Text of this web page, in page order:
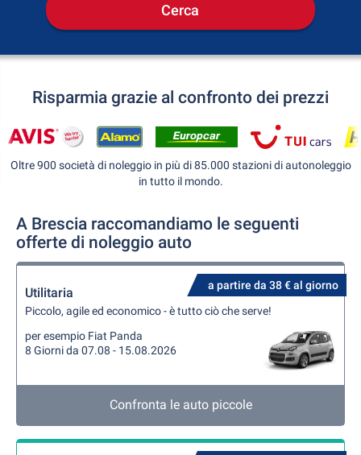
Cerca
Risparmia grazie al confronto dei prezzi
Oltre 900 società di noleggio in più di 85.000 stazioni di autonoleggio
in tutto il mondo.
A Brescia raccomandiamo le seguenti
offerte di noleggio auto
a partire da 38 € al giorno
Utilitaria
Piccolo, agile ed economico - è tutto ciò che serve!
per esempio Fiat Panda
8 Giorni da 07.08 - 15.08.2026
Confronta le auto piccole